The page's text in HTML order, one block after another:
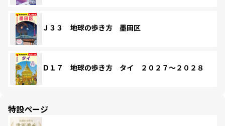
Ｊ３３ 地球の歩き方 墨田区
Ｄ１７ 地球の歩き方 タイ ２０２７～２０２８
特設ページ